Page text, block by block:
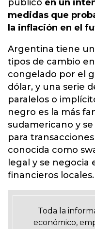
público en un
medidas que
la inflación en el
Argentina tiene
tipos de cambio
congelado por el
dólar, y una serie
paralelos o
negro es la más
sudamericano y
para
conocida como
legal y se negocia
financieros locales.
Toda la
económico,